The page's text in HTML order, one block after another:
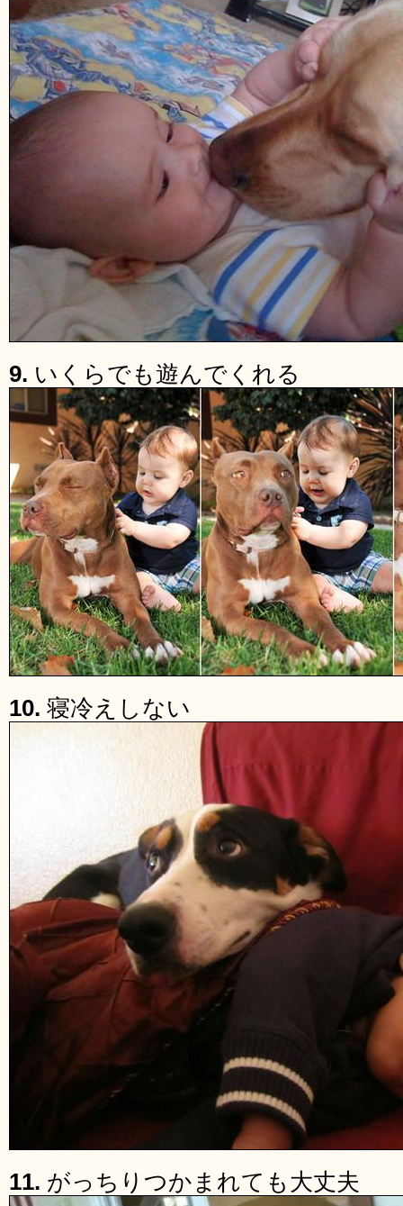
9. いくらでも遊んでくれる
10. 寝冷えしない
11. がっちりつかまれても大丈夫